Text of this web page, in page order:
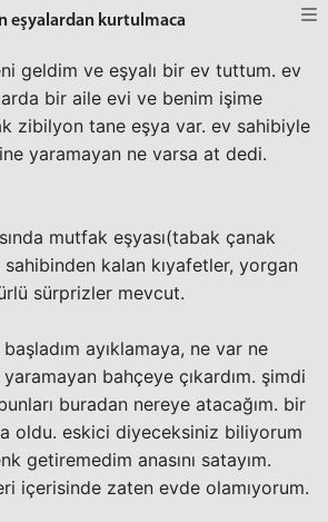
eşyalardan kurtulmaca
geldim ve eşyalı bir ev tuttum. ev
bir aile evi ve benim işime
zibilyon tane eşya var. ev sahibiyle
yaramayan ne varsa at dedi.
mutfak eşyası(tabak çanak
kalan kıyafetler, yorgan
sürprizler mevcut.
ayıklamaya, ne var ne
bahçeye çıkardım. şimdi
buradan nereye atacağım. bir
oldu. eskici diyeceksiniz biliyorum
getiremedim anasını satayım.
içerisinde zaten evde olamıyorum.